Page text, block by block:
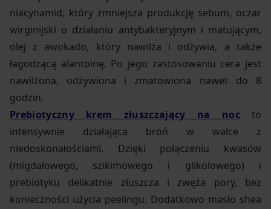
niacynamid, który zmniejsza produkcję sebum, oczar
wirginijski o działaniu antybakteryjnym i matującym,
olej z awokado, który nawilża i odżywia, a także
łagodzącą alantoinę. Po jego zastosowaniu cera jest
nawilżona, odżywiona i zmatowiona nawet do 8
godzin.
Prebiotyczny krem złuszczający na nocto
intensywnie działająca broń w walce z
niedoskonałościami. Dzięki połączeniu kwasów
(migdałowego, szikimowego i glikolowego) i
prebiotyku delikatnie złuszcza i zwęża pory, bez
konieczności użycia peelingu. Dodatkowo masło shea